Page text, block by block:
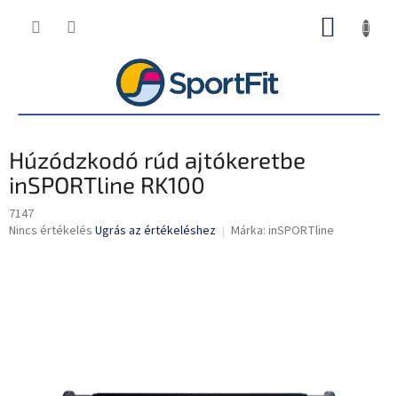
KOSÁR
Húzódzkodó rúd ajtókeretbe
inSPORTline RK100
7147
A
Nincs értékelés Ugrás az értékeléshez Márka: inSPORTline